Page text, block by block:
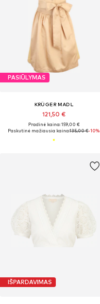
PASIŪLYMAS
KRÜGER MADL
121,50 €
Pradinė kaina: 159,00 €
Paskutinė mažiausia kaina:135,00 €-10%
IŠPARDAVIMAS